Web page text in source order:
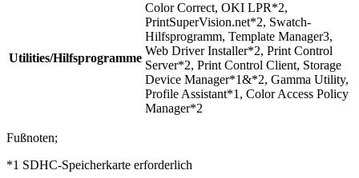
Utilities/Hilfsprogramme
Color Correct, OKI LPR*2,
PrintSuperVision.net*2, Swatch-
Hilfsprogramm, Template Manager3,
Web Driver Installer*2, Print Control
Server*2, Print Control Client, Storage
Device Manager*1&*2, Gamma Utility,
Profile Assistant*1, Color Access Policy
Manager*2
Fußnoten;
*1 SDHC-Speicherkarte erforderlich